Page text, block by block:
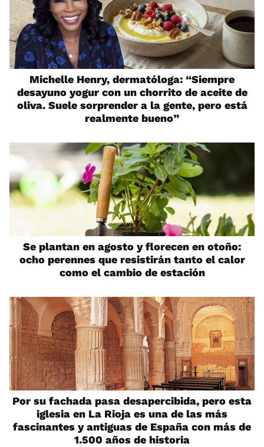
Michelle Henry, dermatóloga: “Siempre
desayuno yogur con un chorrito de aceite de
oliva. Suele sorprender a la gente, pero está
realmente bueno”
Se plantan en agosto y florecen en otoño:
ocho perennes que resistirán tanto el calor
como el cambio de estación
Por su fachada pasa desapercibida, pero esta
iglesia en La Rioja es una de las más
fascinantes y antiguas de España con más de
1.500 años de historia